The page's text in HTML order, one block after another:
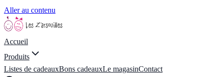
Aller au contenu
Accueil
Produits
Listes de cadeauxBons cadeauxLe magasinContact